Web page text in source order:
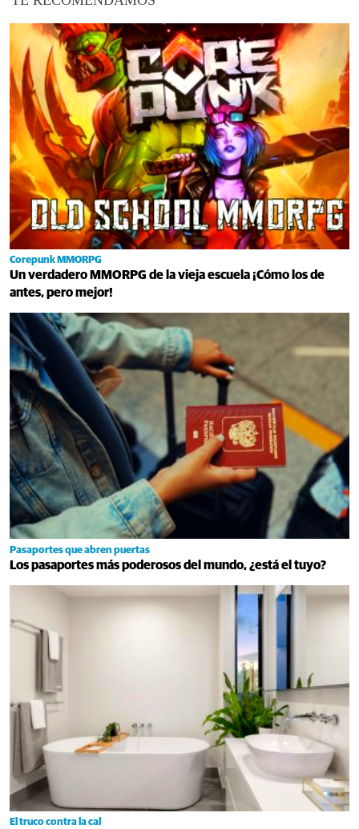
Corepunk MMORPG
Un verdadero MMORPG de la vieja escuela ¡Cómo los de
antes, pero mejor!
Pasaportes que abren puertas
Los pasaportes más poderosos del mundo, ¿está el tuyo?
El truco contra la cal